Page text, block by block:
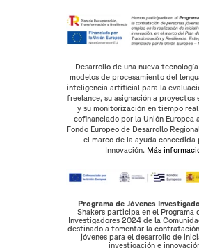
Desarrollo de una nueva
modelos de procesamiento del
inteligencia artificial para la
freelance, su asignación a proyectos
y su monitorización en tiempo
cofinanciado por la Unión Europea
Fondo Europeo de Desarrollo
el marco de la ayuda concedida
Innovación. Más
Programa de Jóvenes
Shakers participa en el Programa
Investigadores 2024 de la
destinado a fomentar la
jóvenes para el desarrollo de
investigación e